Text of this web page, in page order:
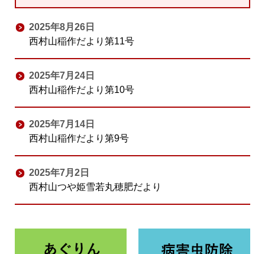
2025年8月26日
西村山稲作だより第11号
2025年7月24日
西村山稲作だより第10号
2025年7月14日
西村山稲作だより第9号
2025年7月2日
西村山つや姫雪若丸穂肥だより